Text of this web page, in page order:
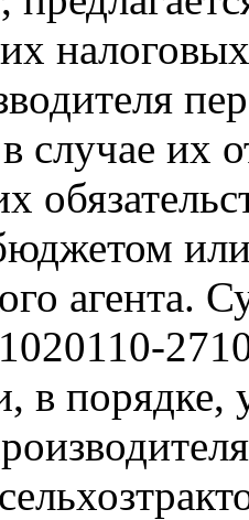
налоговых
случае их
или
агента.
в порядке,